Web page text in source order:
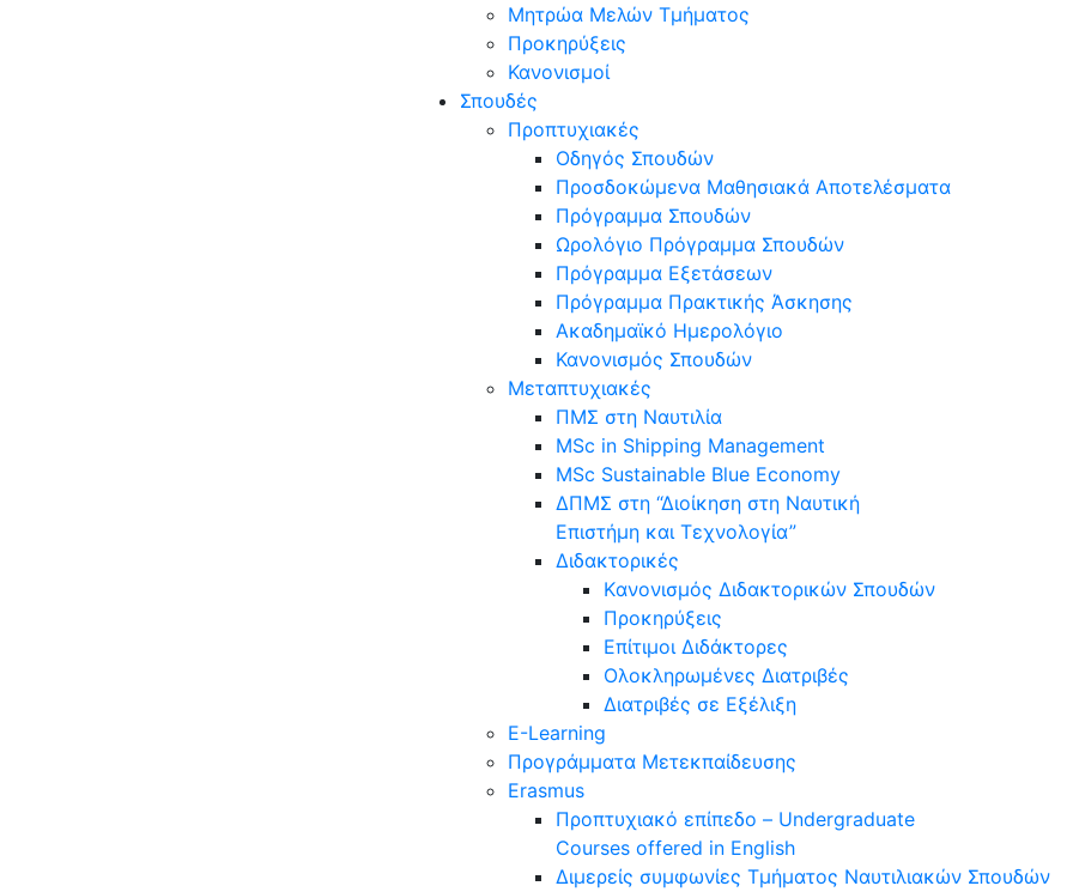
Mητρώα Μελών Τμήματος
Προκηρύξεις
Κανονισμοί
Σπουδές
Προπτυχιακές
Οδηγός Σπουδών
Προσδοκώμενα Μαθησιακά Αποτελέσματα
Πρόγραμμα Σπουδών
Ωρολόγιο Πρόγραμμα Σπουδών
Πρόγραμμα Εξετάσεων
Πρόγραμμα Πρακτικής Άσκησης
Aκαδημαϊκό Ημερολόγιο
Κανονισμός Σπουδών
Mεταπτυχιακές
ΠΜΣ στη Ναυτιλία
MSc in Shipping Management
MSc Sustainable Blue Economy
ΔΠΜΣ στη “Διοίκηση στη Ναυτική
Επιστήμη και Τεχνολογία”
Διδακτορικές
Kανονισμός Διδακτορικών Σπουδών
Προκηρύξεις
Επίτιμοι Διδάκτορες
Ολοκληρωμένες Διατριβές
Διατριβές σε Εξέλιξη
E-Learning
Προγράμματα Μετεκπαίδευσης
Erasmus
Προπτυχιακό επίπεδο – Undergraduate
Courses offered in English
Διμερείς συμφωνίες Τμήματος Ναυτιλιακών Σπουδών